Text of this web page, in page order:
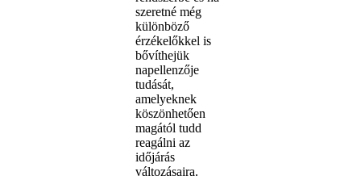
szeretné még
különböző
érzékelőkkel is
bővíthejük
napellenzője
tudását,
amelyeknek
köszönhetően
magától tudd
reagálni az
időjárás
változásaira.